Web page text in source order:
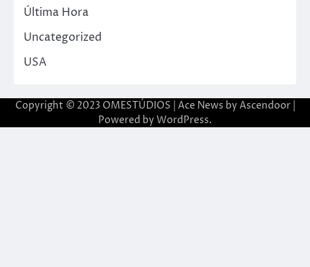
Última Hora
Uncategorized
USA
Copyright © 2023 OMESTÚDIOS | Ace News by Ascendoor|
Powered by WordPress.